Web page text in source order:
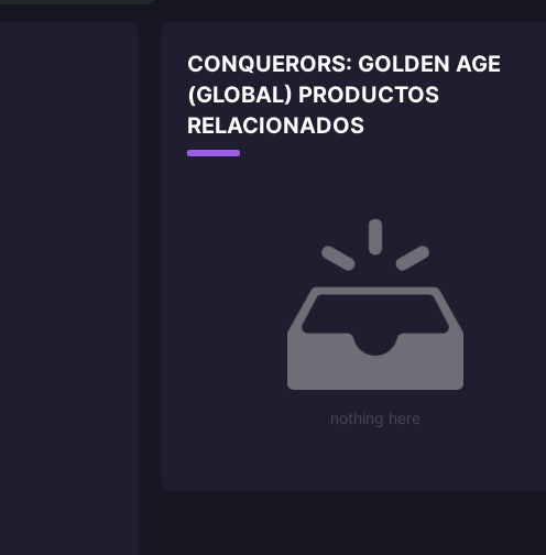
CONQUERORS: GOLDEN AGE
(GLOBAL) PRODUCTOS
RELACIONADOS
nothing here